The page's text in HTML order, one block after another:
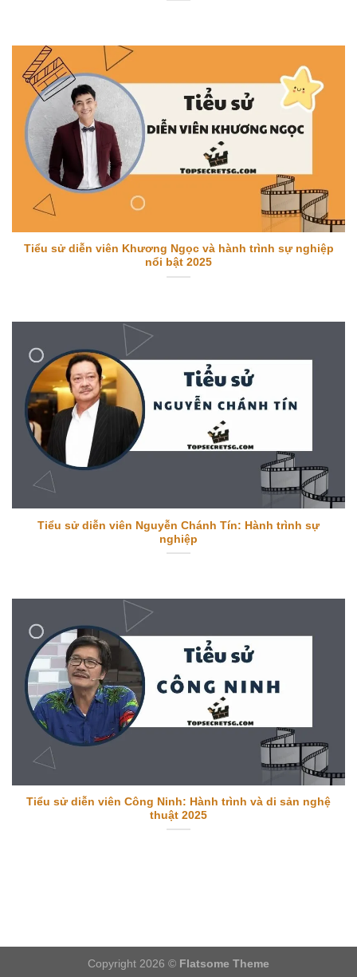
Tiểu sử diễn viên Khương Ngọc và hành trình sự nghiệp
nổi bật 2025
Tiểu sử diễn viên Nguyễn Chánh Tín: Hành trình sự
nghiệp
Tiểu sử diễn viên Công Ninh: Hành trình và di sản nghệ
thuật 2025
Copyright 2026 © Flatsome Theme